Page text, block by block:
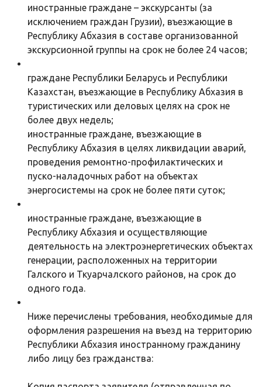
иностранные граждане – экскурсанты (за
исключением граждан Грузии), въезжающие в
Республику Абхазия в составе организованной
экскурсионной группы на срок не более 24 часов;
граждане Республики Беларусь и Республики
Казахстан, въезжающие в Республику Абхазия в
туристических или деловых целях на срок не
более двух недель;
иностранные граждане, въезжающие в
Республику Абхазия в целях ликвидации аварий,
проведения ремонтно-профилактических и
пуско-наладочных работ на объектах
энергосистемы на срок не более пяти суток;
иностранные граждане, въезжающие в
Республику Абхазия и осуществляющие
деятельность на электроэнергетических объектах
генерации, расположенных на территории
Галского и Ткуарчалского районов, на срок до
одного года.
Ниже перечислены требования, необходимые для
оформления разрешения на въезд на территорию
Республики Абхазия иностранному гражданину
либо лицу без гражданства: